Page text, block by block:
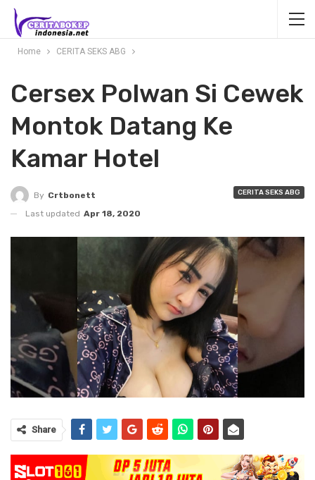
Home CERITA SEKS ABG
Cersex Polwan Si Cewek
Montok Datang Ke
Kamar Hotel
CERITA SEKS ABG
By Crtbonett
Last updated Apr 18, 2020
Share